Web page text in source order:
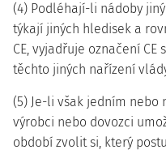
(4) Podléhají-li nádoby
týkají jiných hledisek a
CE, vyjadřuje označení
těchto jiných nařízení
(5) Je-li však jedním
výrobci nebo dovozci
období zvolit si, který